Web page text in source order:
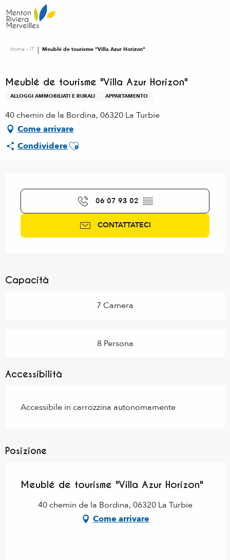
au
contenu
Home – IT Meublé de tourisme "Villa Azur Horizon"
Meublé de tourisme "Villa Azur Horizon"
ALLOGGI AMMOBILIATI E RURALI APPARTAMENTO
40 chemin de la Bordina, 06320 La Turbie
Come arrivare
CondividereAjouter aux favoris
06 07 93 02 ▒▒
CONTATTATECI
Capacità
7 Camera
8 Persona
Accessibilità
Accessibile in carrozzina autonomamente
Posizione
Meublé de tourisme "Villa Azur Horizon"
40 chemin de la Bordina, 06320 La Turbie
Come arrivare